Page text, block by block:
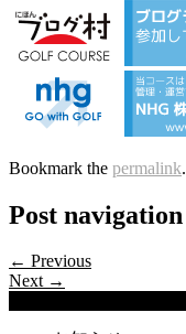
Bookmark the permalink.
Post navigation
← Previous
Next →